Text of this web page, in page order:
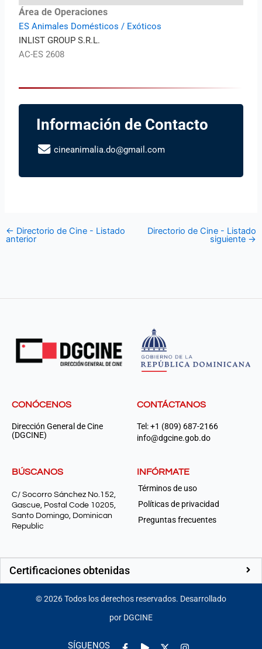
Área de Operaciones
ES Animales Domésticos / Exóticos
INLIST GROUP S.R.L.
AC-ES 2608
Información de Contacto
cineanimalia.do@gmail.com
← Directorio de Cine - Listado
anterior
Directorio de Cine - Listado
siguiente →
CONÓCENOS
Dirección General de Cine
(DGCINE)
CONTÁCTANOS
Tel: +1 (809) 687-2166
info@dgcine.gob.do
BÚSCANOS
C/ Socorro Sánchez No.152,
Gascue, Postal Code 10205,
Santo Domingo, Dominican
Republic
INFÓRMATE
Términos de uso
Políticas de privacidad
Preguntas frecuentes
Certificaciones obtenidas
©2026Todos los derechos reservados. Desarrollado
por DGCINE
SÍGUENOS
Facebook-
Play Instagram